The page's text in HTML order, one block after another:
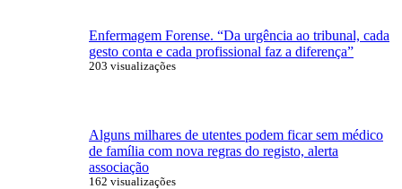
Enfermagem Forense. “Da urgência ao tribunal, cada
gesto conta e cada profissional faz a diferença”
203 visualizações
Alguns milhares de utentes podem ficar sem médico
de família com nova regras do registo, alerta
associação
162 visualizações